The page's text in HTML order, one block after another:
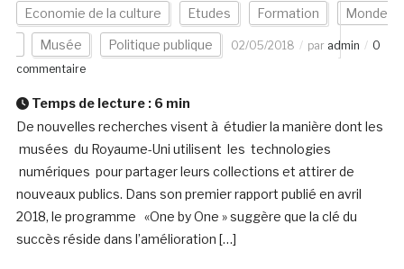
Economie de la culture Etudes Formation Monde
Musée Politique publique 02/05/2018 par admin
0
commentaire
Temps de lecture : 6 min
De nouvelles recherches visent à étudier la manière dont les
musées du Royaume-Uni utilisent les technologies
numériques pour partager leurs collections et attirer de
nouveaux publics. Dans son premier rapport publié en avril
2018, le programme «One by One » suggère que la clé du
succès réside dans l’amélioration […]